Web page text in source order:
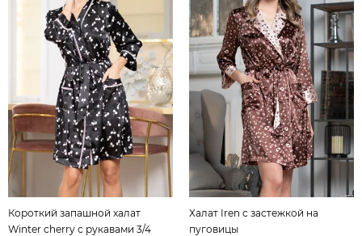
Короткий запашной халат
Winter cherry с рукавами 3/4
Халат Iren с застежкой на
пуговицы